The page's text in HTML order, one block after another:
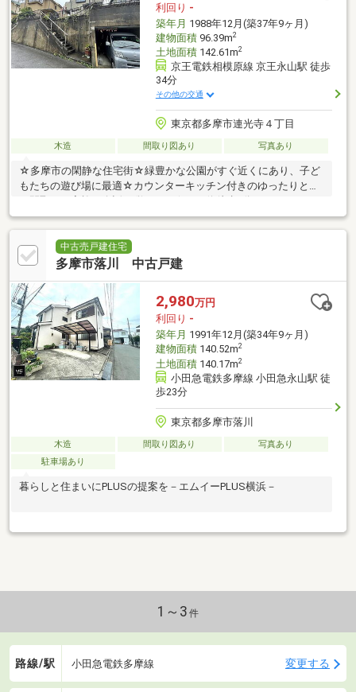
利回り -
築年月 1988年12月(築37年9ヶ月)
建物面積96.39m2
土地面積142.61m2
京王電鉄相模原線 京王永山駅 徒歩
34分
その他の交通
東京都多摩市連光寺４丁目
木造 間取り図あり 写真あり
☆多摩市の閑静な住宅街☆緑豊かな公園がすぐ近くにあり、子ど
もたちの遊び場に最適☆カウンターキッチン付きのゆったりとし
中古売戸建住宅
多摩市落川 中古戸建
2,980万円
利回り -
築年月 1991年12月(築34年9ヶ月)
建物面積140.52m2
土地面積140.17m2
小田急電鉄多摩線 小田急永山駅 徒
歩23分
東京都多摩市落川
木造 間取り図あり
写真あり
駐車場あり
暮らしと住まいにPLUSの提案を－エムイーPLUS横浜－
1～3 件
路線/駅 小田急電鉄多摩線 変更する